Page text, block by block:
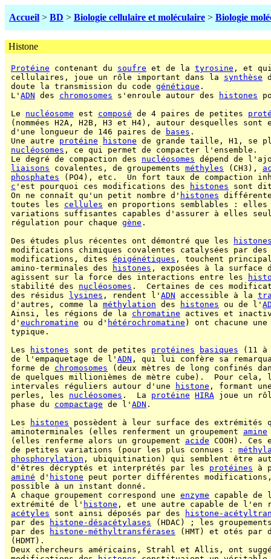
Accueil > BD > Biologie cellulaire et moléculaire > Biologie
Histone
Protéine contenant du soufre et de la tyrosine , et
cellulaires, joue un rôle important dans la synthèse
doute la transmission du code génétique .
L' ADN des chromosomes s'enroule autour des histones
Le nucléosome est composé de 4 paires de petites
(nommées H2A, H2B, H3 et H4), autour desquelles
d'une longueur de 146 paires de
bases .
Une autre protéine histone de grande taille, H1, se
nucléosomes , ce qui permet de compacter l'ensemble.
Le degré de compaction des nucléosomes dépend de
liaisons covalentes, de groupements méthyles (CH3),
phosphates (PO4), etc.  Un fort taux de compaction
c 'est pourquoi ces modifications des histones sont
On ne connaît qu'un petit nombre d' histones
toutes les cellules en proportions semblables : elles
variations suffisantes capables d'assurer à elles
régulation pour chaque gène .
Des études plus récentes ont démontré que les
modifications chimiques covalentes catalysées par
modifications, dites épigénétiques , touchent
amino-terminales des
histones , exposées à la surface
agissent sur la force des interactions entre les
stabilité des nucléosomes .  Certaines de ces
des résidus
lysines , rendent l' ADN accessible à la
d'autres, comme la méthylation des histones ou de l'
Ainsi, les régions de la chromatine actives et
d' euchromatine ou d' hétérochromatine ) ont chacune
typique.
Les
histones sont de petites protéines basiques (11 à
de l'empaquetage de l' ADN , qui lui confère sa
forme de chromosomes (deux mètres de long confinés
de quelques millionièmes de mètre cube).  Pour cela,
intervales réguliers autour d'une
histone , formant
perles, les nucléosomes .  La protéine HIRA joue un
phase du compactage de l' ADN .
Les
histones possèdent à leur surface des extrémités
aminoterminales (elles renferment un groupement amine
(elles renferme alors un groupement acide COOH).
de petites variations (pour les plus connues :
phosphorylation , ubiquitination) qui semblent être
d'êtres décryptés et interprétés par les protéines à
aminé d' histone peut porter différentes
possible à un instant donné.
A chaque groupement correspond une enzyme capable de
extrémité de l' histone , et une autre capable de l'en
acétyles sont ainsi déposés par des
histone-
par des
histone-désacétylases (HDAC) ; les
par des
histone-méthyltransférases (HMT) et otés par
(HDMT).
Deux chercheurs américains, Strahl et Allis, ont